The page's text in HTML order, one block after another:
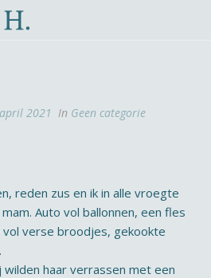
2021 In Geen categorie
reden zus en ik in alle vroegte
Auto vol ballonnen, een fles
vol verse broodjes, gekookte
haar verrassen met een